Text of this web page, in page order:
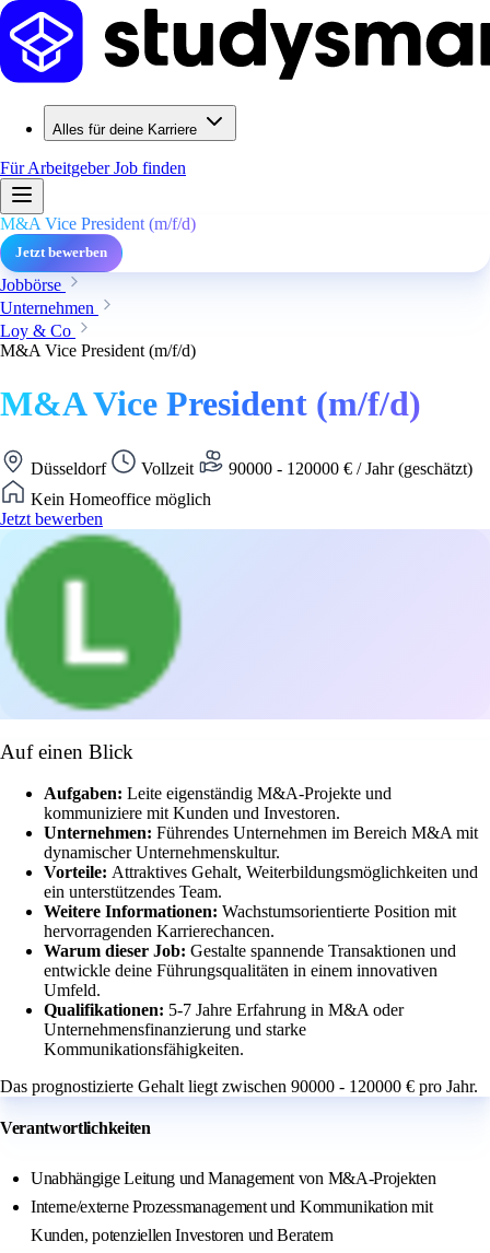
Alles für deine Karriere
Für ArbeitgeberJob finden
M&A Vice President (m/f/d)
Jetzt bewerben
Jobbörse
Unternehmen
Loy & Co
M&A Vice President (m/f/d)
M&A Vice President (m/f/d)
Düsseldorf Vollzeit
90000 - 120000 € / Jahr (geschätzt)
Kein Homeoffice möglich
Jetzt bewerben
Auf einen Blick
Aufgaben: Leite eigenständig M&A-Projekte und
kommuniziere mit Kunden und Investoren.
Unternehmen: Führendes Unternehmen im Bereich M&A mit
dynamischer Unternehmenskultur.
Vorteile: Attraktives Gehalt, Weiterbildungsmöglichkeiten und
ein unterstützendes Team.
Weitere Informationen: Wachstumsorientierte Position mit
hervorragenden Karrierechancen.
Warum dieser Job: Gestalte spannende Transaktionen und
entwickle deine Führungsqualitäten in einem innovativen
Umfeld.
Qualifikationen: 5-7 Jahre Erfahrung in M&A oder
Unternehmensfinanzierung und starke
Kommunikationsfähigkeiten.
Das prognostizierte Gehalt liegt zwischen 90000 - 120000 € pro Jahr.
Verantwortlichkeiten
Unabhängige Leitung und Management von M&A-Projekten
Interne/externe Prozessmanagement und Kommunikation mit
Kunden, potenziellen Investoren und Beratern